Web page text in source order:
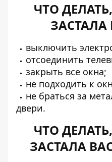
ЧТО
выключить
отсоединить
закрыть все окна;
не подходить к
не браться за
двери.
ЧТО
ЗАСТАЛА